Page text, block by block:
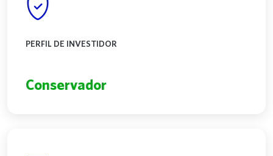
PERFIL DE INVESTIDOR
Conservador